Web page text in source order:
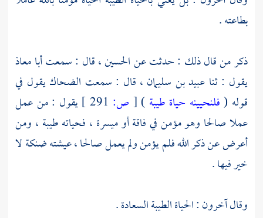
بطاعته .
ذكر من قال ذلك : حدثت عنالحسين ،قال : سمعتأبا معاذ
يقول : ثنا عبيد بن سليمان ، قال : سمعت الضحاكيقول في
قوله (فلنحيينه حياة طيبة )
[ ص:
يقول : من عمل
عملا صالحا وهو مؤمن في فاقة أو ميسرة ، فحياته طيبة ، ومن
أعرض عن ذكر الله فلم يؤمن ولم يعمل صالحا ، عيشته ضنكة لا
خير فيها .
وقال آخرون : الحياة الطيبة السعادة .